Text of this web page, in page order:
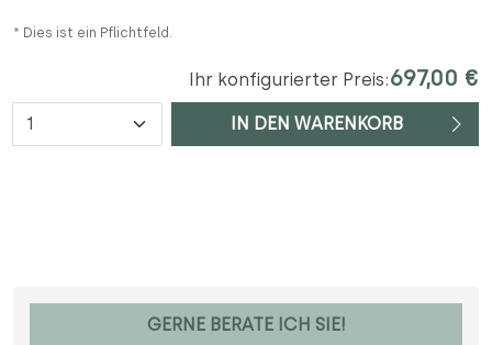
* Dies ist ein Pflichtfeld.
Ihr konfigurierter Preis:697,00 €
Anzahl IN DEN WARENKORB
GERNE BERATE ICH SIE!